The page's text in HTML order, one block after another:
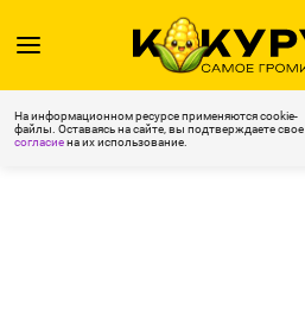
На информационном ресурсе применяются cookie-
файлы. Оставаясь на сайте, вы подтверждаете свое
согласиена их использование.